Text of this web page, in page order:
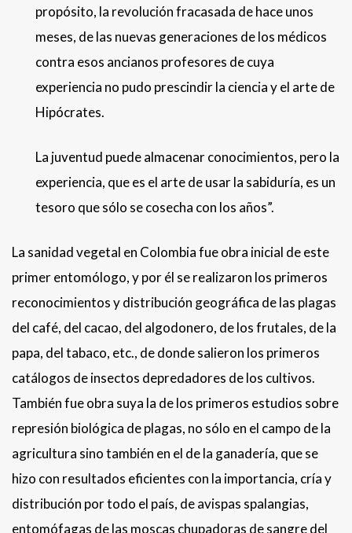
propósito, la revolución fracasada de hace unos
meses, de las nuevas generaciones de los médicos
contra esos ancianos profesores de cuya
experiencia no pudo prescindir la ciencia y el arte de
Hipócrates.
La juventud puede almacenar conocimientos, pero la
experiencia, que es el arte de usar la sabiduría, es un
tesoro que sólo se cosecha con los años”.
La sanidad vegetal en Colombia fue obra inicial de este
primer entomólogo, y por él se realizaron los primeros
reconocimientos y distribución geográfica de las plagas
del café, del cacao, del algodonero, de los frutales, de la
papa, del tabaco, etc., de donde salieron los primeros
catálogos de insectos depredadores de los cultivos.
También fue obra suya la de los primeros estudios sobre
represión biológica de plagas, no sólo en el campo de la
agricultura sino también en el de la ganadería, que se
hizo con resultados eficientes con la importancia, cría y
distribución por todo el país, de avispas spalangias,
entomófagas de las moscas chupadoras de sangre del